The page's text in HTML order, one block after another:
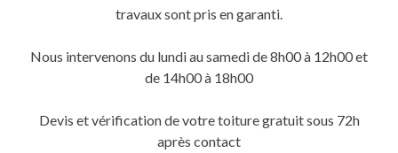
dans
une dans
fenêtre)
travaux sont pris en garanti.
Nous intervenons du lundi au samedi de 8h00 à 12h00 et
de 14h00 à 18h00
Devis et vérification de votre toiture gratuit sous 72h
après contact